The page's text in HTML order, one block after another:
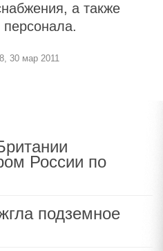
а также
персонала.
30 мар 2011
России по
подземное